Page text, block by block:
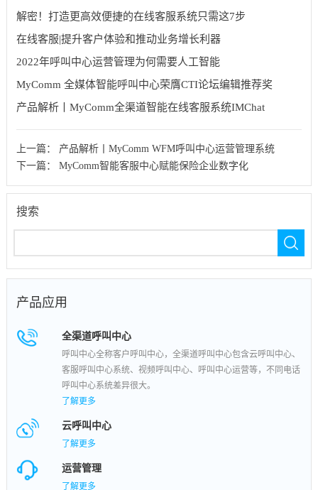
解密！打造更高效便捷的在线客服系统只需这7步
在线客服|提升客户体验和推动业务增长利器
2022年呼叫中心运营管理为何需要人工智能
MyComm 全媒体智能呼叫中心荣膺CTI论坛编辑推荐奖
产品解析丨MyComm全渠道智能在线客服系统IMChat
上一篇： 产品解析丨MyComm WFM呼叫中心运营管理系统
下一篇： MyComm智能客服中心赋能保险企业数字化
搜索
产品应用
全渠道呼叫中心
呼叫中心全称客户呼叫中心，全渠道呼叫中心包含云呼叫中心、
客服呼叫中心系统、视频呼叫中心、呼叫中心运营等，不同电话
呼叫中心系统差异很大。
了解更多
云呼叫中心
了解更多
运营管理
了解更多